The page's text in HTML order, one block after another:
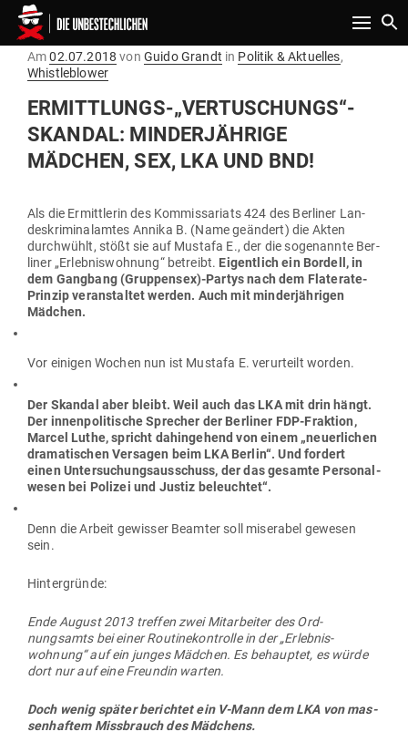
Toggle
AmGepostet
am
02.07.2018 von Guido Grandt in Politik & Aktuelles,
Whistleblower
ERMITTLUNGS-„VERTUSCHUNGS“-
SKANDAL: MIN­DER­JÄHRIGE
MÄDCHEN, SEX, LKA UND BND!
Als die Ermitt­lerin des Kom­mis­sa­riats 424 des Ber­liner Lan­
des­kri­mi­nal­amtes Annika B. (Name geändert) die Akten
durch­wühlt, stößt sie auf Mustafa E., der die soge­nannte Ber­
liner „Erleb­nis­wohnung“ betreibt. Eigentlich ein Bordell, in
dem Gangbang (Gruppensex)-Partys nach dem Fla­terate-
Prinzip ver­an­staltet werden. Auch mit min­der­jäh­rigen
Mädchen.
Vor einigen Wochen nun ist Mustafa E. ver­ur­teilt worden.
Der Skandal aber bleibt. Weil auch das LKA mit drin hängt.
Der innen­po­li­tische Sprecher der Ber­liner FDP-Fraktion,
Marcel Luthe, spricht dahin­gehend von einem „neu­er­lichen
dra­ma­ti­schen Ver­sagen beim LKA Berlin“. Und fordert
einen Unter­su­chungs­aus­schuss, der das gesamte Per­so­nal­
wesen bei Polizei und Justiz beleuchtet“.
Denn die Arbeit gewisser Beamter soll mise­rabel gewesen
sein.
Hin­ter­gründe:
Ende August 2013 treffen zwei Mit­ar­beiter des Ord­
nungsamts bei einer Rou­ti­ne­kon­trolle in der „Erleb­nis­
wohnung“ auf ein junges Mädchen. Es behauptet, es würde
dort nur auf eine Freundin warten.
Doch wenig später berichtet ein V‑Mann dem LKA von mas­
sen­haftem Miss­brauch des Mäd­chens.